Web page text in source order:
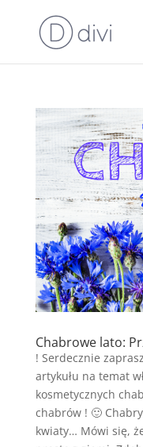
Chabrowe lato:
! Serdecznie
artykułu na temat
kosmetycznych
chabrów ! 🙂
kwiaty… Mówi się,